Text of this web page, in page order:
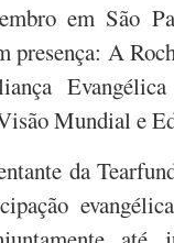
em São
presença: A
Mundial e
da